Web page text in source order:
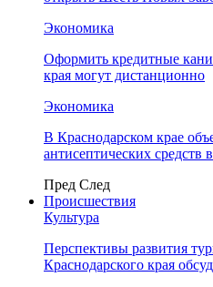
Экономика
Оформить кредитные
края могут дистанционно
Экономика
В Краснодарском крае
антисептических средств
Пред След
Происшествия
Культура
Перспективы развития
Краснодарского края